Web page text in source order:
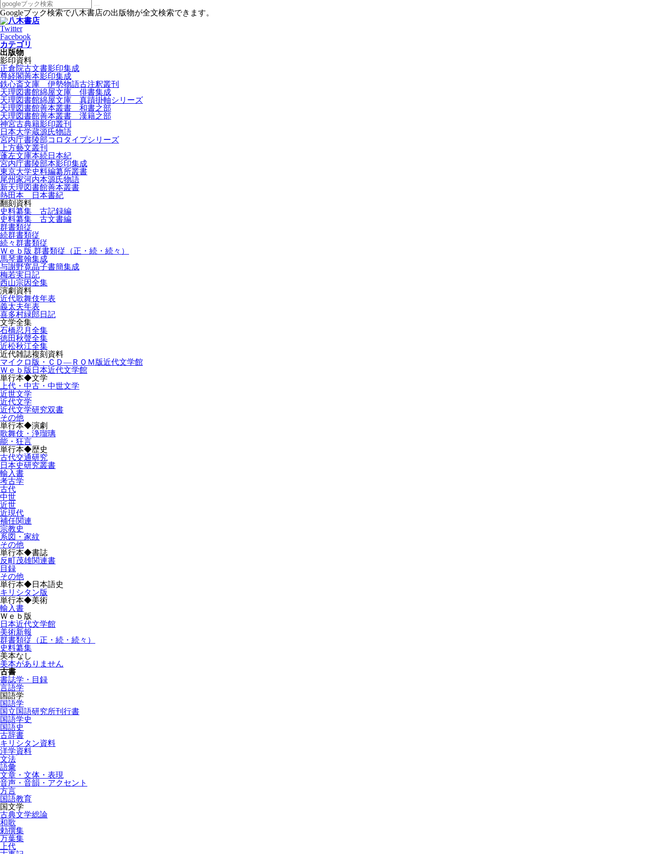
Googleブック検索で八木書店の出版物が全文検索できます。
Twitter
Facebook
カテゴリ
出版物
影印資料
正倉院古文書影印集成
尊経閣善本影印集成
鉄心斎文庫 伊勢物語古注釈叢刊
天理図書館綿屋文庫 俳書集成
天理図書館綿屋文庫 真蹟掛軸シリーズ
天理図書館善本叢書 和書之部
天理図書館善本叢書 漢籍之部
神宮古典籍影印叢刊
日本大学蔵源氏物語
宮内庁書陵部コロタイプシリーズ
上方藝文叢刊
蓬左文庫本続日本紀
宮内庁書陵部本影印集成
東京大学史料編纂所叢書
尾州家河内本源氏物語
新天理図書館善本叢書
熱田本 日本書紀
翻刻資料
史料纂集 古記録編
史料纂集 古文書編
群書類従
続群書類従
続々群書類従
Ｗｅｂ版 群書類従（正・続・続々）
馬琴書翰集成
与謝野寛晶子書簡集成
梅若実日記
西山宗因全集
演劇資料
近代歌舞伎年表
義太夫年表
喜多村緑郎日記
文学全集
石橋忍月全集
徳田秋聲全集
近松秋江全集
近代雑誌複刻資料
マイクロ版・ＣＤ―ＲＯＭ版近代文学館
Ｗｅｂ版日本近代文学館
単行本◆文学
上代・中古・中世文学
近世文学
近代文学
近代文学研究双書
その他
単行本◆演劇
歌舞伎・浄瑠璃
能・狂言
単行本◆歴史
古代交通研究
日本史研究叢書
輸入書
考古学
古代
中世
近世
近現代
補任関連
宗教史
系図・家紋
その他
単行本◆書誌
反町茂雄関連書
目録
その他
単行本◆日本語史
キリシタン版
単行本◆美術
輸入書
Ｗｅｂ版
日本近代文学館
美術新報
群書類従（正・続・続々）
史料纂集
美本なし
美本がありません
古書
書誌学・目録
言語学
国語学
国語学
国立国語研究所刊行書
国語学史
国語史
古辞書
キリシタン資料
洋学資料
文法
語彙
文章・文体・表現
音声・音韻・アクセント
方言
国語教育
国文学
古典文学総論
和歌
勅撰集
万葉集
上代